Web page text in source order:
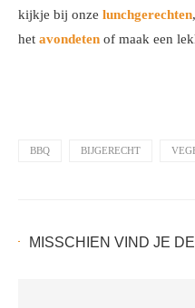
kijkje bij onze lunchgerechten
het avondeten of maak een
BBQ BIJGERECHT
MISSCHIEN VIND JE